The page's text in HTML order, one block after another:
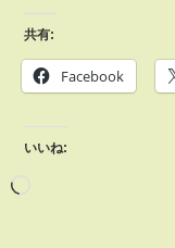
共有:
Facebook
いいね: